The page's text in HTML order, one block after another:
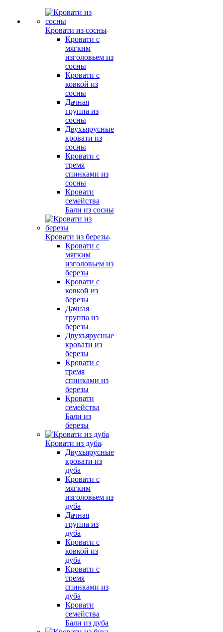
Кровати из сосны
Кровати с
мягким
изголовьем из
сосны
Кровати с
ковкой из
сосны
Дачная
группа из
сосны
Двухъярусные
кровати из
сосны
Кровати с
тремя
спинками из
сосны
Кровати
семейства
Бали из сосны
Кровати из березы
Кровати с
мягким
изголовьем из
березы
Кровати с
ковкой из
березы
Дачная
группа из
березы
Двухъярусные
кровати из
березы
Кровати с
тремя
спинками из
березы
Кровати
семейства
Бали из
березы
Кровати из дуба
Двухъярусные
кровати из
дуба
Кровати с
мягким
изголовьем из
дуба
Дачная
группа из
дуба
Кровати с
ковкой из
дуба
Кровати с
тремя
спинками из
дуба
Кровати
семейства
Бали из дуба